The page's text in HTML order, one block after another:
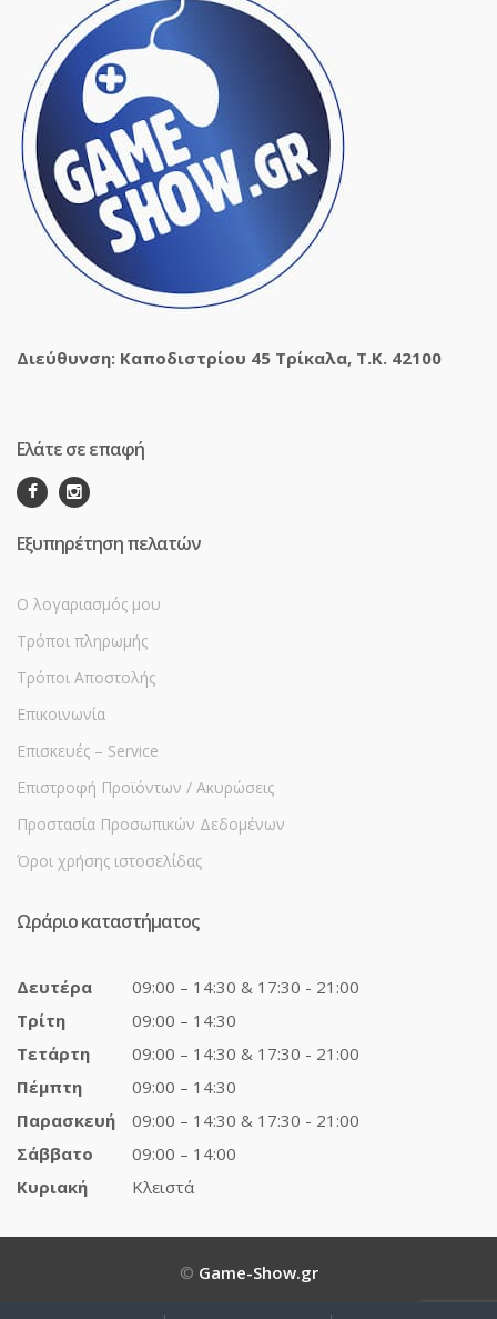
Διεύθυνση: Καποδιστρίου 45 Τρίκαλα, Τ.Κ. 42100
Ελάτε σε επαφή
Εξυπηρέτηση πελατών
Ο λογαριασμός μου
Τρόποι πληρωμής
Τρόποι Αποστολής
Επικοινωνία
Επισκευές – Service
Επιστροφή Προϊόντων / Ακυρώσεις
Προστασία Προσωπικών Δεδομένων
Όροι χρήσης ιστοσελίδας
Ωράριο καταστήματος
Δευτέρα
09:00 – 14:30 & 17:30 - 21:00
Τρίτη
09:00 – 14:30
Τετάρτη
09:00 – 14:30 & 17:30 - 21:00
Πέμπτη
09:00 – 14:30
Παρασκευή
09:00 – 14:30 & 17:30 - 21:00
Σάββατο
09:00 – 14:00
Κυριακή
Κλειστά
© Game-Show.gr